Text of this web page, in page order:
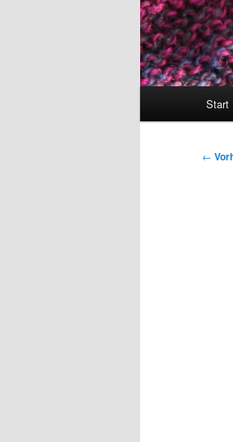
Start
←